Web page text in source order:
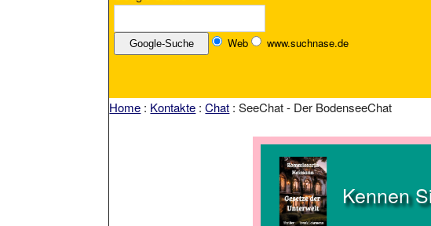
Web www.suchnase.de
Home : Kontakte :Chat : SeeChat - Der BodenseeChat
Kennen